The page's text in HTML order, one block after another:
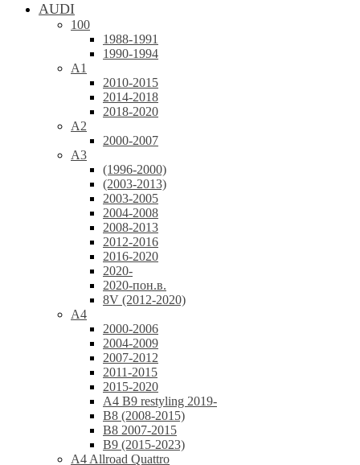
AUDI
100
1988-1991
1990-1994
A1
2010-2015
2014-2018
2018-2020
A2
2000-2007
A3
(1996-2000)
(2003-2013)
2003-2005
2004-2008
2008-2013
2012-2016
2016-2020
2020-
2020-пон.в.
8V (2012-2020)
A4
2000-2006
2004-2009
2007-2012
2011-2015
2015-2020
A4 B9 restyling 2019-
B8 (2008-2015)
B8 2007-2015
B9 (2015-2023)
A4 Allroad Quattro